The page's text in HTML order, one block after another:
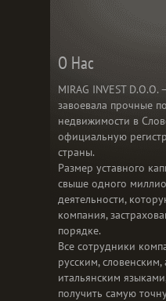
О Нас
MIRAG INVEST
завоевала прочные
недвижимости в
официальную
страны.
Размер уставного
свыше одного
деятельности,
компания,
порядке.
Все сотрудники
русским,
итальянским
получить самую